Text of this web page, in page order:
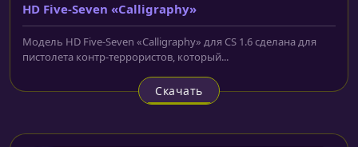
HD Five-Seven «Calligraphy»
Модель HD Five-Seven «Calligraphy» для CS 1.6 сделана для
пистолета контр-террористов, который...
Скачать